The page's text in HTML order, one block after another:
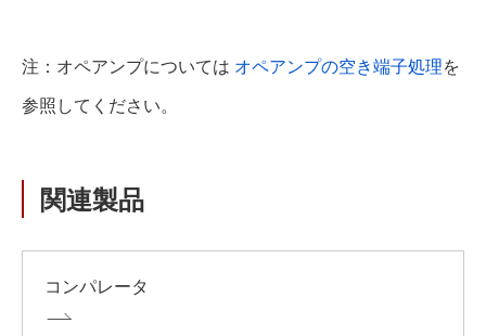
注：オペアンプについては オペアンプの空き端子処理を
参照してください。
関連製品
コンパレータ